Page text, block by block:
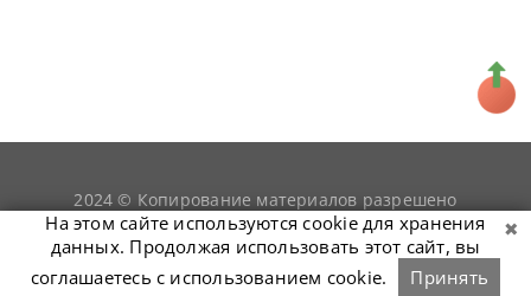
2024 © Копирование материалов разрешено
только при условии гиперссылки наsnookerist.ru
На этом сайте используются cookie для хранения
данных. Продолжая использовать этот сайт, вы
соглашаетесь с использованием cookie.
Принять